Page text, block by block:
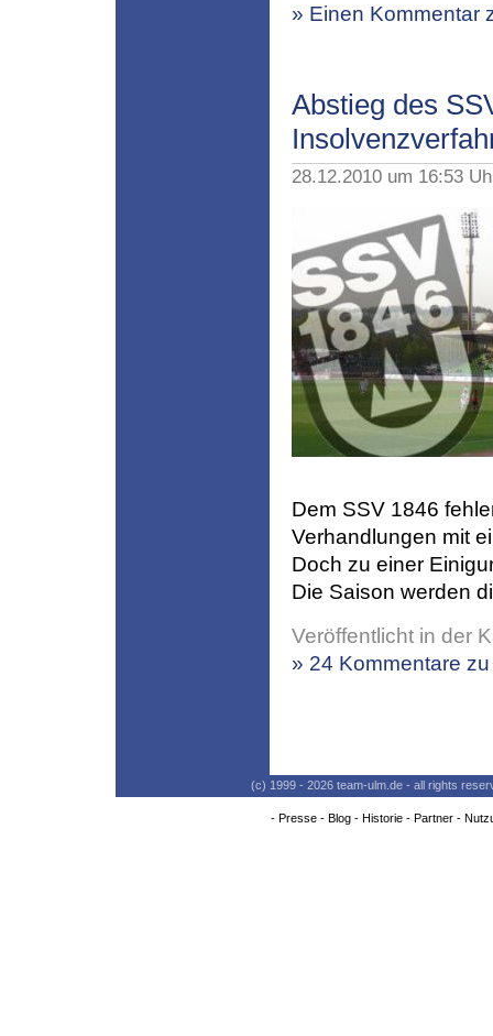
» Einen Kommentar
Abstieg des
28.12.2010 um 16:53
Dem SSV 1846
Verhandlungen mit
Doch zu einer
Die Saison werden
Veröffentlicht in der
» 24 Kommentare
(c) 1999 - 2026 team-ulm.de - all rights
- Presse- Blog- Historie- Partner-